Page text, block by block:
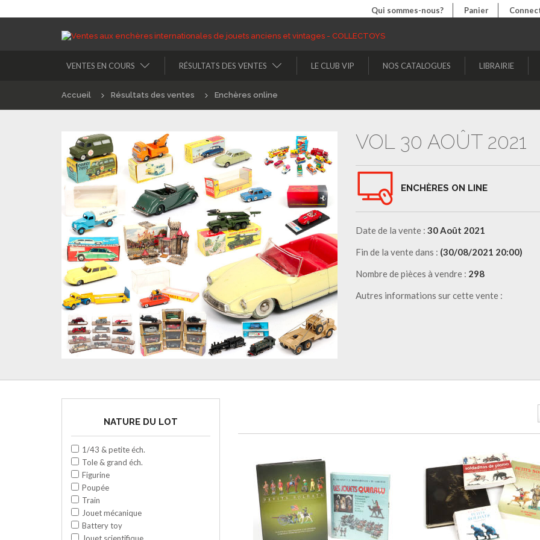
Qui sommes-nous? Panier
VENTES EN COURS RÉSULTATS DES VENTES LE CLUB VIP NOS CATALOGUES LIBRAIRIE
Accueil Résultats des ventes Enchères online
VOL 30 AOÛT 2021
ENCHÈRES ON LINE
Date de la vente : 30 Août 2021
Fin de la vente dans : (30/08/2021 20:00)
Nombre de pièces à vendre : 298
Autres informations sur cette vente :
NATURE DU LOT
1/43 & petite éch.
Tole & grand éch.
Figurine
Poupée
Train
Jouet mécanique
Battery toy